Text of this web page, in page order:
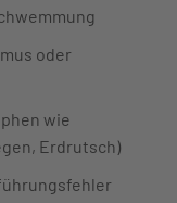
oder
wie
Erdrutsch)